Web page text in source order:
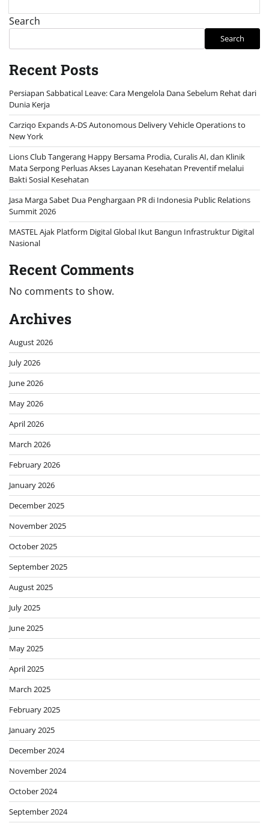
Search
Search
Recent Posts
Persiapan Sabbatical Leave: Cara Mengelola Dana Sebelum Rehat dari
Dunia Kerja
Carziqo Expands A-DS Autonomous Delivery Vehicle Operations to
New York
Lions Club Tangerang Happy Bersama Prodia, Curalis AI, dan Klinik
Mata Serpong Perluas Akses Layanan Kesehatan Preventif melalui
Bakti Sosial Kesehatan
Jasa Marga Sabet Dua Penghargaan PR di Indonesia Public Relations
Summit 2026
MASTEL Ajak Platform Digital Global Ikut Bangun Infrastruktur Digital
Nasional
Recent Comments
No comments to show.
Archives
August 2026
July 2026
June 2026
May 2026
April 2026
March 2026
February 2026
January 2026
December 2025
November 2025
October 2025
September 2025
August 2025
July 2025
June 2025
May 2025
April 2025
March 2025
February 2025
January 2025
December 2024
November 2024
October 2024
September 2024